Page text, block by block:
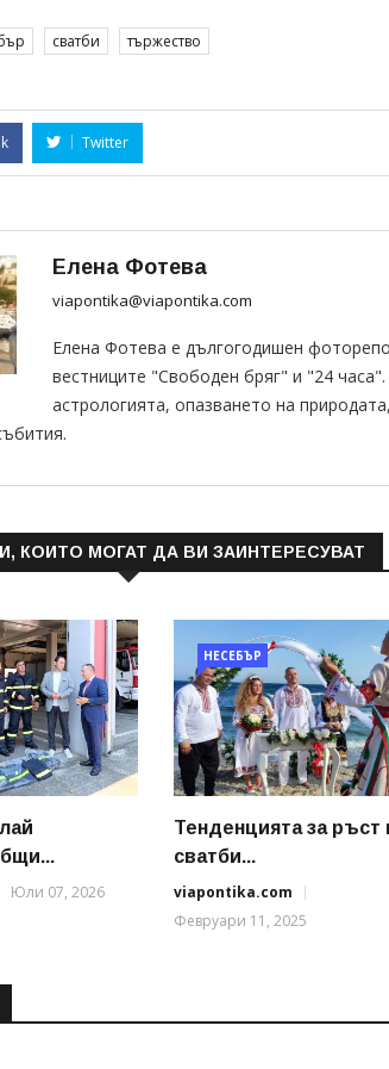
сватби тържество
Twitter
Елена Фотева
viapontika@viapontika.com
Елена Фотева е дългогодишен
вестниците "Свободен бряг" и "24
астрологията, опазването на
КОИТО МОГАТ ДА ВИ ЗАИНТЕРЕСУВАТ
Юли 07, 2026
НЕСЕБЪР
Тенденцията за ръст
сватби...
viapontika.com
Февруари 11, 2025